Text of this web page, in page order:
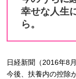
幸せな人生
ら。
日経新聞（2016年8
今後、扶養内の控除